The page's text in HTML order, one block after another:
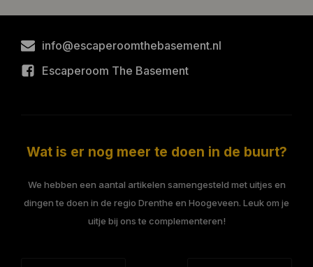
info@escaperoomthebasement.nl
Escaperoom The Basement
Wat is er nog meer te doen in de buurt?
We hebben een aantal artikelen samengesteld met uitjes en
dingen te doen in de regio Drenthe en Hoogeveen. Leuk om je
uitje bij ons te complementeren!